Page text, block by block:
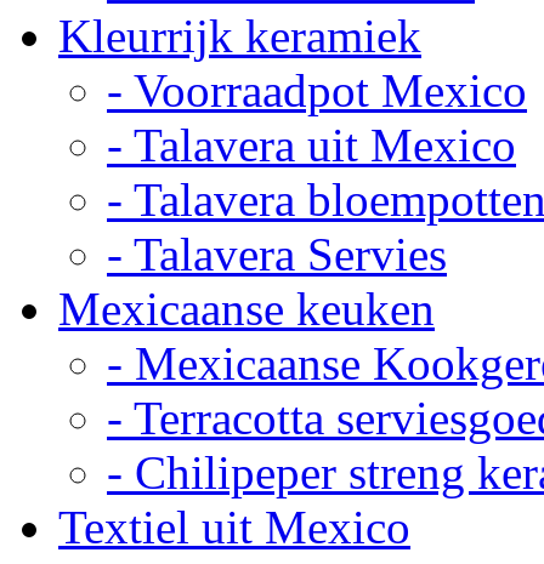
Kleurrijk keramiek
- Voorraadpot Mexico
- Talavera uit Mexico
- Talavera
- Talavera Servies
Mexicaanse keuken
- Mexicaanse
- Terracotta
- Chilipeper streng
Textiel uit Mexico